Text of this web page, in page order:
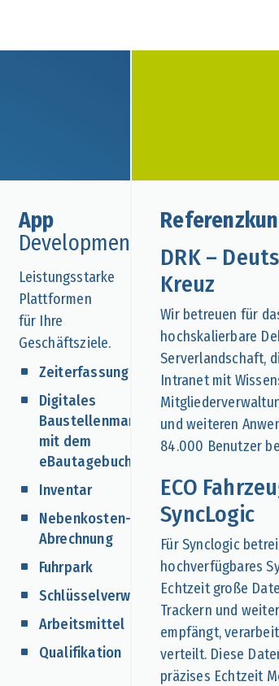
App
Development
Leistungsstarke
Plattformen
für Ihre
Geschäftsziele.
Zeiterfassung
Digitales
Baustellenmanagement
mit dem
eBautagebuch
Inventar
Nebenkosten-
Abrechnung
Fuhrpark
Schlüsselverwaltung
Arbeitsmittel
Qualifikation
DRK –
Kreuz
Wir betreuen für
hochskalierbare
Serverlandschaft,
Intranet mit
und weiteren
84.000 Benutzer
ECO
SyncLogic
Für Synclogic
hochverfügbares
Echtzeit große
Trackern und
empfängt,
verteilt. Diese
präzises Echtzeit